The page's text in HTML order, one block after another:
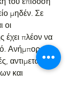
μηδέν. Σε
οι
έχει πλέον να
Ανήμπορος
αντιμετωπίζει
και